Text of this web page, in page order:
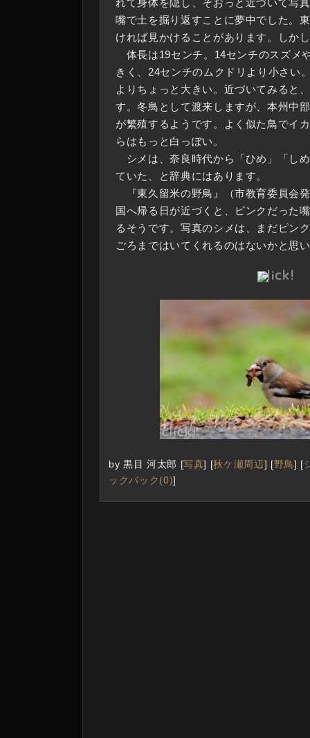
れて身体を隠し、そおっと近づいて写
嘴で土を掘り返すことに夢中でした。
ければ見かけることがあります。しか
体長は19センチ。14センチのスズメ
きく、24センチのムクドリより小さい
よりちょっと大きい。近づいてみると
す。冬鳥として渡来しますが、本州中
が繁殖するようです。よく似た鳥でイ
らはもっと白っぽい。
シメは、奈良時代から「ひめ」「し
ていた、と辞典にはあります。
『東久留米の野鳥』（市教育委員会
国へ帰る日が近づくと、ピンクだった
るそうです。写真のシメは、まだピン
ごろまではいてくれるのはないかと思
by 黒目 河太郎 [写真] [秋ケ瀬周辺] [野鳥] [
ックバック(0)]